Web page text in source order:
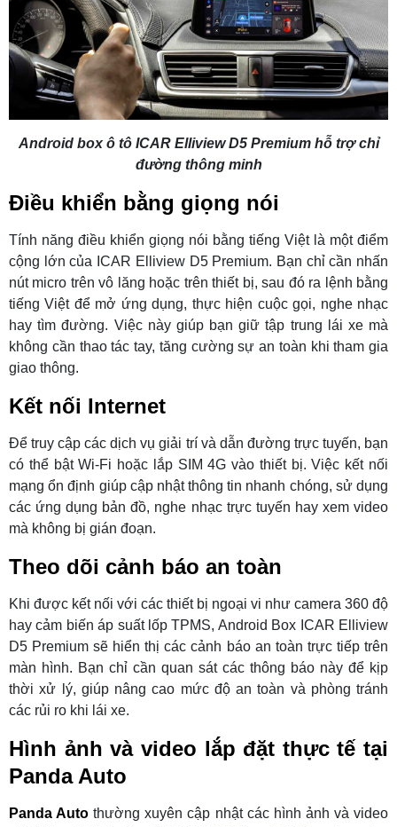
Android box ô tô ICAR Elliview D5 Premium hỗ trợ chỉ
đường thông minh
Điều khiển bằng giọng nói
Tính năng điều khiển giọng nói bằng tiếng Việt là một điểm
cộng lớn của ICAR Elliview D5 Premium. Bạn chỉ cần nhấn
nút micro trên vô lăng hoặc trên thiết bị, sau đó ra lệnh bằng
tiếng Việt để mở ứng dụng, thực hiện cuộc gọi, nghe nhạc
hay tìm đường. Việc này giúp bạn giữ tập trung lái xe mà
không cần thao tác tay, tăng cường sự an toàn khi tham gia
giao thông.
Kết nối Internet
Để truy cập các dịch vụ giải trí và dẫn đường trực tuyến, bạn
có thể bật Wi-Fi hoặc lắp SIM 4G vào thiết bị. Việc kết nối
mạng ổn định giúp cập nhật thông tin nhanh chóng, sử dụng
các ứng dụng bản đồ, nghe nhạc trực tuyến hay xem video
mà không bị gián đoạn.
Theo dõi cảnh báo an toàn
Khi được kết nối với các thiết bị ngoại vi như camera 360 độ
hay cảm biến áp suất lốp TPMS, Android Box ICAR Elliview
D5 Premium sẽ hiển thị các cảnh báo an toàn trực tiếp trên
màn hình. Bạn chỉ cần quan sát các thông báo này để kịp
thời xử lý, giúp nâng cao mức độ an toàn và phòng tránh
các rủi ro khi lái xe.
Hình ảnh và video lắp đặt thực tế tại
Panda Auto
Panda Auto thường xuyên cập nhật các hình ảnh và video